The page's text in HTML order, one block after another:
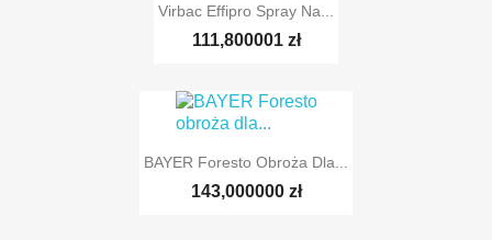
Virbac Effipro Spray Na...
111,800001 zł
BAYER Foresto Obroża Dla...
143,000000 zł